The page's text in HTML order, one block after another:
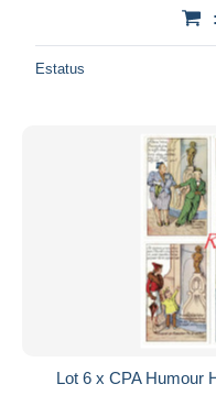
Estatus
Lot 6 x CPA Humour